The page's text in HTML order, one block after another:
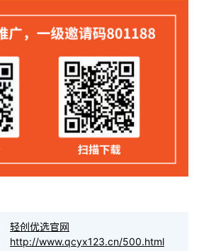
轻创优选官网
http://www.qcyx123.cn/500.html